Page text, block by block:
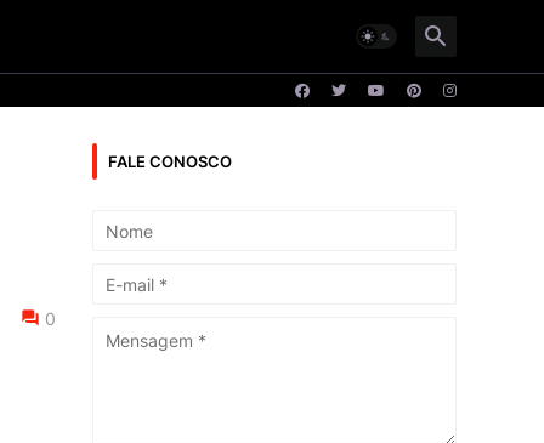
0
FALE CONOSCO